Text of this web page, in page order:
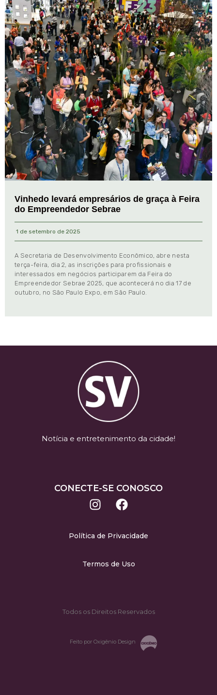
Vinhedo levará empresários de graça à Feira
do Empreendedor Sebrae
1 de setembro de 2025
A Secretaria de Desenvolvimento Econômico, abre nesta
terça-feira, dia 2, as inscrições para profissionais e
interessados em negócios participarem da Feira do
Empreendedor Sebrae 2025, que acontecerá no dia 17 de
outubro, no São Paulo Expo, em São Paulo.
Notícia e entretenimento da cidade!
CONECTE-SE CONOSCO
Política de Privacidade
Termos de Uso
Todos os Direitos Reservados
Feito por Oxigênio Design